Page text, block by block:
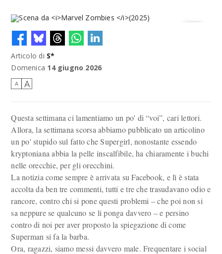
Marvel Zombies
Articolo di S*
Domenica 14 giugno 2026
A A
Questa settimana ci lamentiamo un po' di “voi”, cari lettori.
Allora, la settimana scorsa abbiamo pubblicato un articolino
un po' stupido sul fatto che Supergirl, nonostante essendo
kryptoniana abbia la pelle inscalfibile, ha chiaramente i buchi
nelle orecchie, per gli orecchini.
La notizia come sempre è arrivata su Facebook, e lì è stata
accolta da ben tre commenti, tutti e tre che trasudavano odio e
rancore, contro chi si pone questi problemi – che poi non si
sa neppure se qualcuno se li ponga davvero – e persino
contro di noi per aver proposto la spiegazione di come
Superman si fa la barba.
Ora, ragazzi, siamo messi davvero male. Frequentare i social